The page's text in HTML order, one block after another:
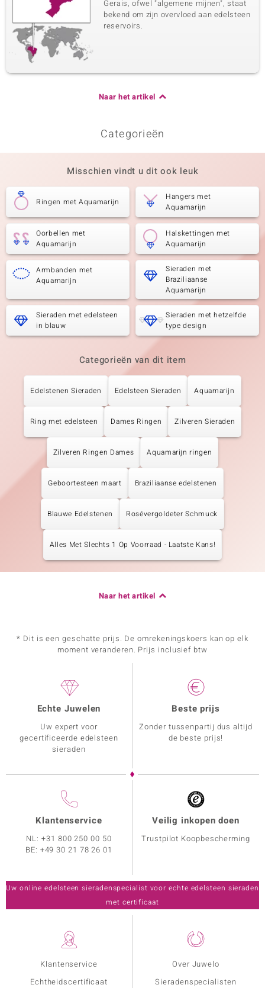
Gerais, ofwel "algemene mijnen", staat
bekend om zijn overvloed aan edelsteen
reservoirs.
Naar het artikel
Categorieën
Misschien vindt u dit ook leuk
Ringen met Aquamarijn
Hangers met
Aquamarijn
Oorbellen met
Aquamarijn
Halskettingen met
Aquamarijn
Armbanden met
Aquamarijn
Sieraden met
Braziliaanse
Aquamarijn
Sieraden met edelsteen
in blauw
Sieraden met hetzelfde
type design
Categorieën van dit item
Edelstenen Sieraden Edelsteen Sieraden Aquamarijn
Ring met edelsteen Dames Ringen Zilveren Sieraden
Zilveren Ringen Dames Aquamarijn ringen
Geboortesteen maart Braziliaanse edelstenen
Blauwe Edelstenen Rosévergoldeter Schmuck
Alles Met Slechts 1 Op Voorraad - Laatste Kans!
Naar het artikel
* Dit is een geschatte prijs. De omrekeningskoers kan op elk
moment veranderen. Prijs inclusief btw
Klantenservice
Echtheidscertificaat
Over Juwelo
Sieradenspecialisten
Echte Juwelen
Uw expert voor
gecertificeerde edelsteen
sieraden
Beste prijs
Zonder tussenpartij dus altijd
de beste prijs!
Klantenservice
NL:+31 800 250 00 50
BE: +49 30 21 78 26 01
Veilig inkopen doen
Trustpilot Koopbescherming
Uw online edelsteen sieradenspecialist voor echte edelsteen sieraden
met certificaat